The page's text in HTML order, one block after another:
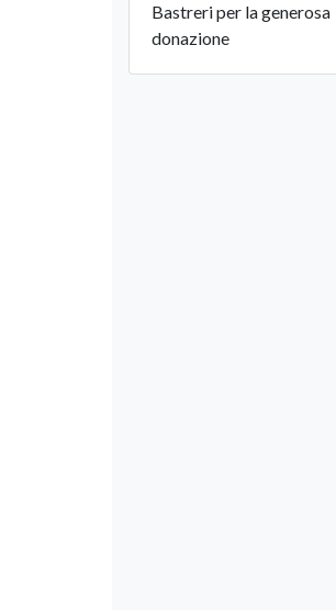
Bastreri per la generosa
donazione